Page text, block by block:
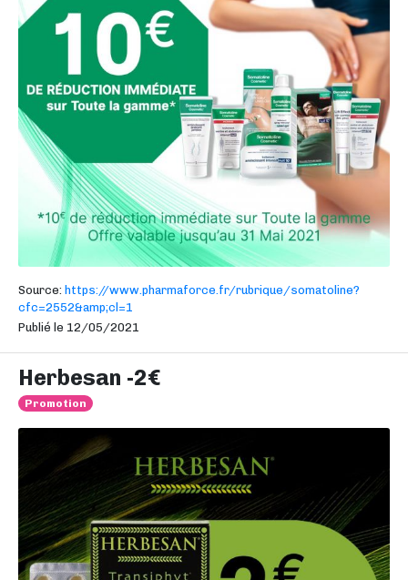
Source: https://www.pharmaforce.fr/rubrique/somatoline?
cfc=2552&amp;cl=1
Publié le 12/05/2021
Herbesan -2€
Promotion